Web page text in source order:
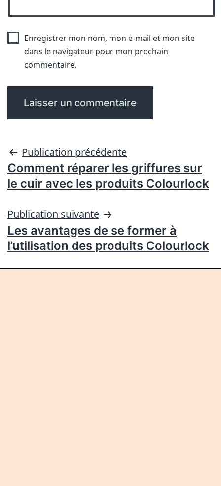
Enregistrer mon nom, mon e-mail et mon site
dans le navigateur pour mon prochain
commentaire.
Publication précédente
Comment réparer les griffures sur
le cuir avec les produits Colourlock
Publication suivante
Les avantages de se former à
l’utilisation des produits Colourlock